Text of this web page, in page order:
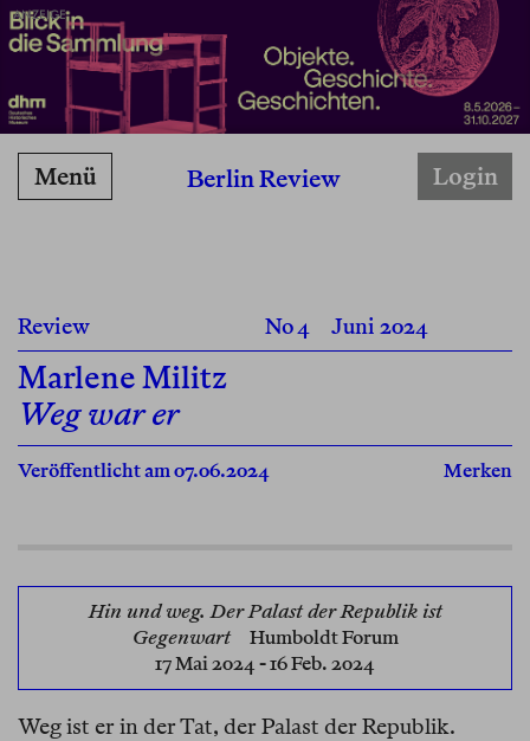
ANZEIGE
Berlin Review
Menü Login
Review No 4 Juni 2024
Marlene Militz
Weg war er
Veröffentlicht am 07.06.2024 Merken
Hin und weg. Der Palast der Republik ist
Gegenwart
Humboldt Forum
17 Mai 2024 - 16 Feb. 2024
Weg ist er in der Tat, der Palast der Republik.